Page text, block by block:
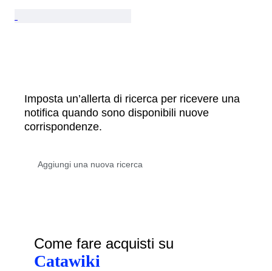
Imposta un’allerta di ricerca per ricevere una
notifica quando sono disponibili nuove
corrispondenze.
Come fare acquisti su
Catawiki